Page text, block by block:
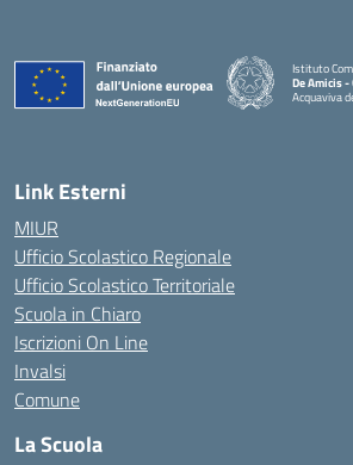
Istituto
De Amicis
Acquaviva
— Visita la
Link Esterni
MIUR
Ufficio Scolastico Regionale
Ufficio Scolastico Territoriale
Scuola in Chiaro
Iscrizioni On Line
Invalsi
Comune
La Scuola